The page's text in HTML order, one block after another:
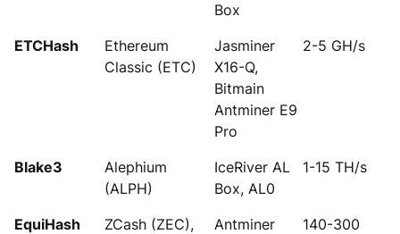
Box
ETCHash
Ethereum
Classic (ETC)
Jasminer
X16-Q,
Bitmain
Antminer E9
Pro
2-5 GH/s
Blake3
Alephium
(ALPH)
IceRiver AL
Box, AL0
1-15 TH/s
EquiHash
ZCash (ZEC),
Antminer
140-300